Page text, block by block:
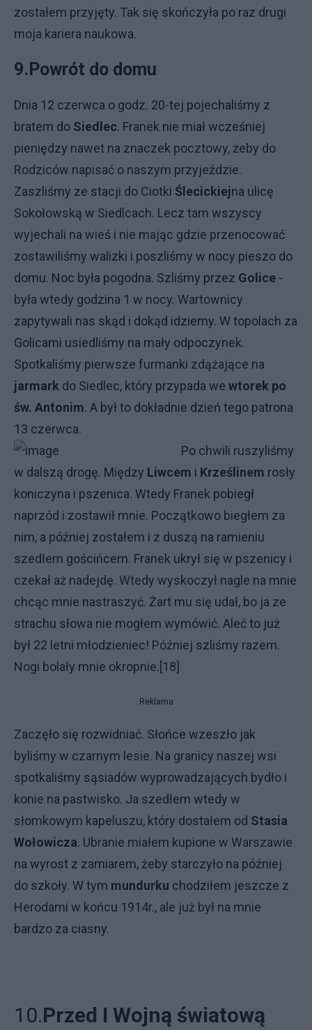
zostałem przyjęty. Tak się skończyła po raz drugi
moja kariera naukowa.
9. Powrót do domu
Dnia 12 czerwca o godz. 20-tej pojechaliśmy z
bratem do Siedlec. Franek nie miał wcześniej
pieniędzy nawet na znaczek pocztowy, żeby do
Rodziców napisać o naszym przyjeździe.
Zaszliśmy ze stacji do Ciotki Ślecickiejna ulicę
Sokołowską w Siedlcach. Lecz tam wszyscy
wyjechali na wieś i nie mając gdzie przenocować
zostawiliśmy walizki i poszliśmy w nocy pieszo do
domu. Noc była pogodna. Szliśmy przez Golice -
była wtedy godzina 1 w nocy. Wartownicy
zapytywali nas skąd i dokąd idziemy. W topolach za
Golicami usiedliśmy na mały odpoczynek.
Spotkaliśmy pierwsze furmanki zdążające na
jarmark do Siedlec, który przypada we wtorek po
św. Antonim. A był to dokładnie dzień tego patrona
13 czerwca.
Po chwili ruszyliśmy
w dalszą drogę. Między Liwcem i Krześlinem rosły
koniczyna i pszenica. Wtedy Franek pobiegł
naprzód i zostawił mnie. Początkowo biegłem za
nim, a później zostałem i z duszą na ramieniu
szedłem gościńcem. Franek ukrył się w pszenicy i
czekał aż nadejdę. Wtedy wyskoczył nagle na mnie
chcąc mnie nastraszyć. Żart mu się udał, bo ja ze
strachu słowa nie mogłem wymówić. Aleć to już
był 22 letni młodzieniec! Później szliśmy razem.
Nogi bolały mnie okropnie.[18]
Reklama
Zaczęło się rozwidniać. Słońce wzeszło jak
byliśmy w czarnym lesie. Na granicy naszej wsi
spotkaliśmy sąsiadów wyprowadzających bydło i
konie na pastwisko. Ja szedłem wtedy w
słomkowym kapeluszu, który dostałem od Stasia
Wołowicza. Ubranie miałem kupione w Warszawie
na wyrost z zamiarem, żeby starczyło na później
do szkoły. W tym mundurku chodziłem jeszcze z
Herodami w końcu 1914r., ale już był na mnie
bardzo za ciasny.
10.Przed I Wojną światową